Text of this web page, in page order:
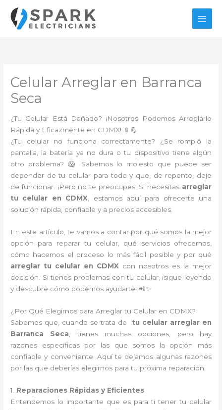
contenido
Celular Arreglar en Barranca
Seca
¿Tu Celular Está Dañado? ¡Nosotros Podemos Arreglarlo
Rápida y Eficazmente en CDMX! 📱💪
¿Tu celular no funciona correctamente? ¿Se rompió la
pantalla, la batería ya no dura o tu dispositivo tiene algún
otro problema? 😱 Sabemos lo molesto que puede ser
depender de tu celular para todo y que, de repente, deje
de funcionar. ¡Pero no te preocupes! Si necesitas arreglar
tu celular en CDMX, estamos aquí para ofrecerte una
solución rápida, confiable y a precios accesibles.
En este artículo, te vamos a contar por qué somos la mejor
opción para reparar tu celular, qué servicios ofrecemos,
cómo hacemos el proceso lo más fácil posible y por qué
arreglar tu celular en CDMX con nosotros es la mejor
decisión. Si tienes problemas con tu celular, ¡sigue leyendo
y descubre cómo podemos ayudarte! 📲✨
¿Por Qué Elegirnos para Arreglar tu Celular en CDMX?
Sabemos que, cuando se trata de
tu celular arreglar en
Barranca Seca , tienes muchas opciones, pero hay
razones específicas por las que somos la opción más
confiable y conveniente. Aquí te dejamos algunas razones
por las que deberías elegirnos para tu próxima reparación:
1. Reparaciones Rápidas y Eficientes
Entendemos lo importante que es para ti tener tu celular